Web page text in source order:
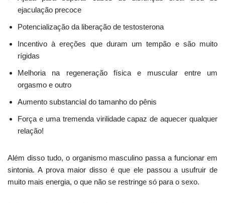
ejaculação precoce
Potencialização da liberação de testosterona
Incentivo à ereções que duram um tempão e são muito
rígidas
Melhoria na regeneração física e muscular entre um
orgasmo e outro
Aumento substancial do tamanho do pênis
Força e uma tremenda virilidade capaz de aquecer qualquer
relação!
Além disso tudo, o organismo masculino passa a funcionar em
sintonia. A prova maior disso é que ele passou a usufruir de
muito mais energia, o que não se restringe só para o sexo.